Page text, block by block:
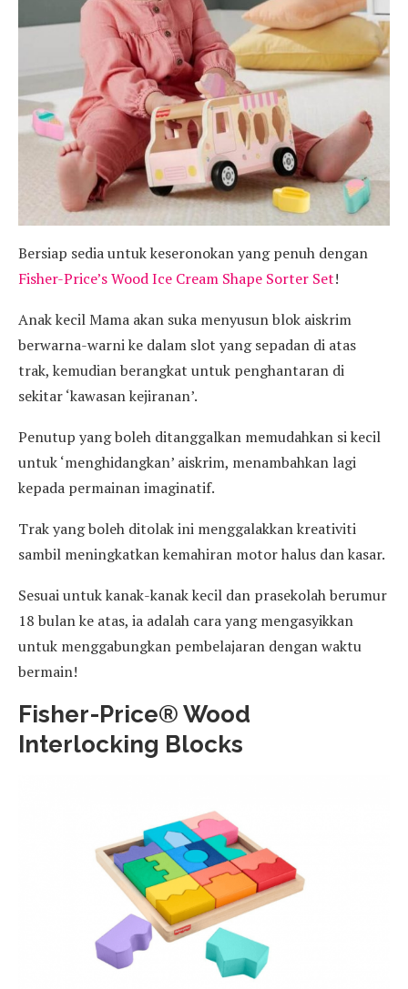
Bersiap sedia untuk keseronokan yang penuh dengan
Fisher-Price’s Wood Ice Cream Shape Sorter Set!
Anak kecil Mama akan suka menyusun blok aiskrim
berwarna-warni ke dalam slot yang sepadan di atas
trak, kemudian berangkat untuk penghantaran di
sekitar ‘kawasan kejiranan’.
Penutup yang boleh ditanggalkan memudahkan si kecil
untuk ‘menghidangkan’ aiskrim, menambahkan lagi
kepada permainan imaginatif.
Trak yang boleh ditolak ini menggalakkan kreativiti
sambil meningkatkan kemahiran motor halus dan kasar.
Sesuai untuk kanak-kanak kecil dan prasekolah berumur
18 bulan ke atas, ia adalah cara yang mengasyikkan
untuk menggabungkan pembelajaran dengan waktu
bermain!
Fisher-Price® Wood
Interlocking Blocks